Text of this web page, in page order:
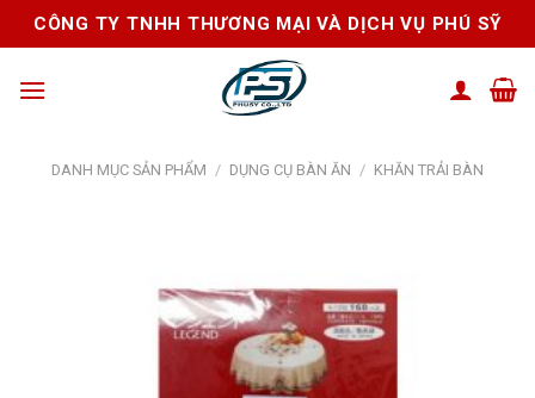
Skip
to
CÔNG TY TNHH THƯƠNG MẠI VÀ DỊCH VỤ PHÚ SỸ
DANH MỤC SẢN PHẨM / DỤNG CỤ BÀN ĂN / KHĂN TRẢI BÀN